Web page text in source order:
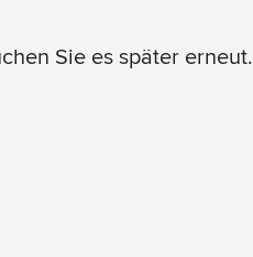
Sie es später erneut.